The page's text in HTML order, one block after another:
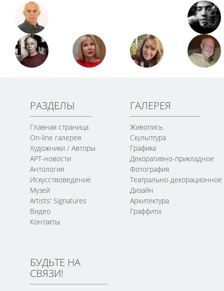
РАЗДЕЛЫ
Главная страница
On-line галерея
Художники / Авторы
АРТ-новости
Антология
Искусствоведение
Музей
Artists' Signatures
Видео
Контакты
ГАЛЕРЕЯ
Живопись
Скульптура
Графика
Декоративно-прикладное
Фотография
Театрально-декорационное
Дизайн
Архитектура
Граффити
БУДЬТЕ НА
СВЯЗИ!